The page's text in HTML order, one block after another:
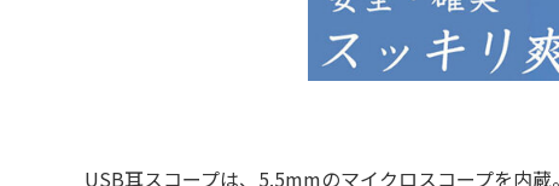
USB耳スコープは、5.5mmのマイクロスコープを内